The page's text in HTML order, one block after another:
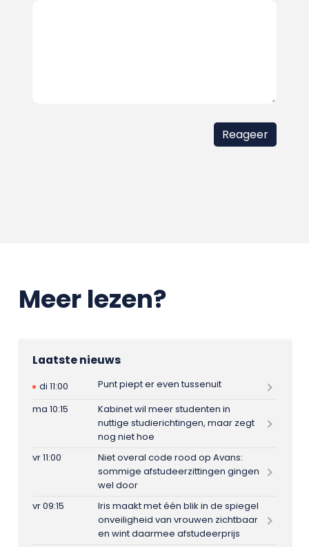
Meer lezen?
Laatste nieuws
di 11:00
Punt piept er even tussenuit
ma 10:15
Kabinet wil meer studenten in
nuttige studierichtingen, maar zegt
nog niet hoe
vr 11:00
Niet overal code rood op Avans:
sommige afstudeerzittingen gingen
wel door
vr 09:15
Iris maakt met één blik in de spiegel
onveiligheid van vrouwen zichtbaar
en wint daarmee afstudeerprijs